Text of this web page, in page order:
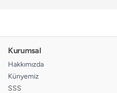
Kurumsal
Hakkımızda
Künyemiz
SSS